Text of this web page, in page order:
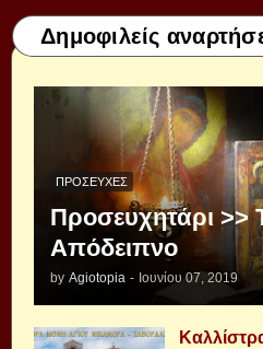
Δημοφιλείς
ΠΡΟΣΕΥΧΈΣ
Προσευχητάρι >>
Απόδειπνο
by Agiotopia - Ιουνίου 07, 2019